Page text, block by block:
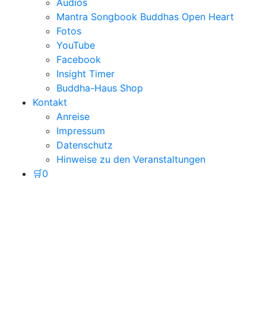
Audios
Mantra Songbook Buddhas Open Heart
Fotos
YouTube
Facebook
Insight Timer
Buddha-Haus Shop
Kontakt
Anreise
Impressum
Datenschutz
Hinweise zu den Veranstaltungen
🛒0